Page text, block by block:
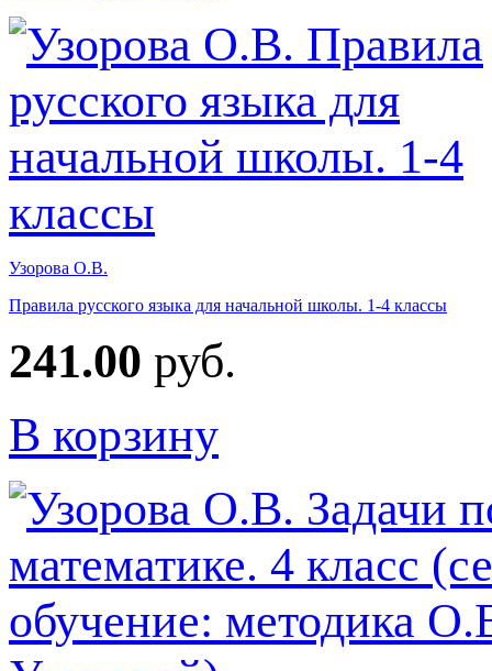
Узорова О.В.
Правила русского языка для начальной школы. 1-4 классы
241.00 руб.
В корзину